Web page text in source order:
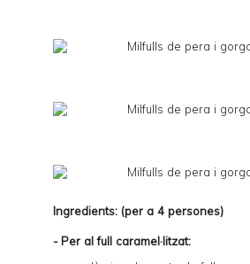
Ingredients: (per a 4 persones)
- Per al full caramel·litzat: